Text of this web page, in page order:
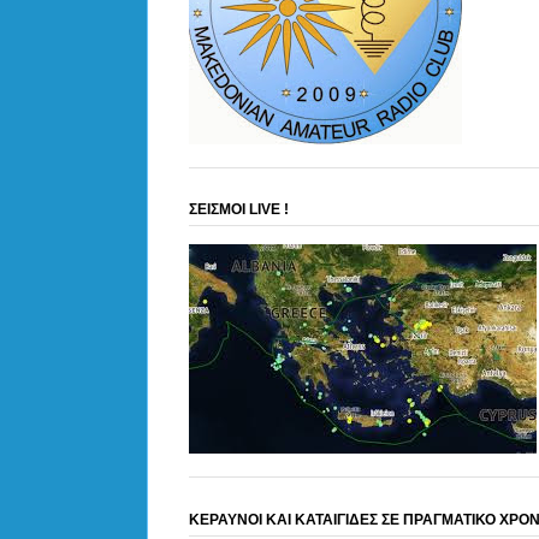
ΣΕΙΣΜΟΙ LIVE !
ΚΕΡΑΥΝΟΙ ΚΑΙ ΚΑΤΑΙΓΙΔΕΣ ΣΕ ΠΡΑΓΜΑΤΙΚΟ